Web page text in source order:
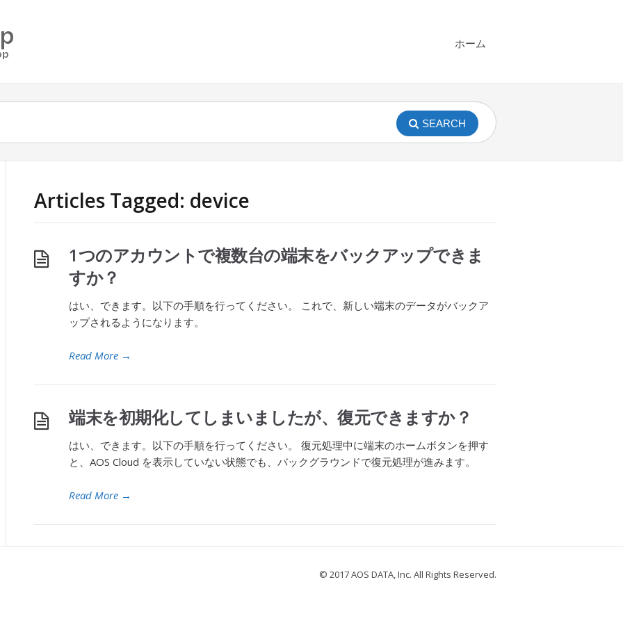
ホーム
SEARCH
Articles Tagged: device
1つのアカウントで複数台の端末をバックアップできま
すか？
はい、できます。以下の手順を行ってください。 これで、新しい端末のデータがバックア
ップされるようになります。
Read More →
端末を初期化してしまいましたが、復元できますか？
はい、できます。以下の手順を行ってください。 復元処理中に端末のホームボタンを押す
と、AOS Cloud を表示していない状態でも、バックグラウンドで復元処理が進みます。
Read More →
© 2017 AOS DATA, Inc. All Rights Reserved.